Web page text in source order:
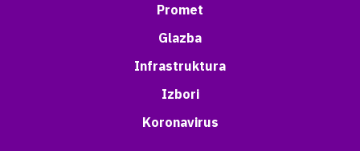
Promet
Glazba
Infrastruktura
Izbori
Koronavirus